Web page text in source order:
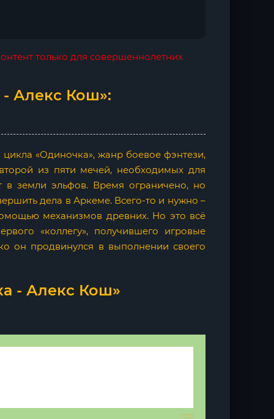
только для совершеннолетних
- Алекс Кош»:
«Одиночка», жанр боевое фэнтези,
из пяти мечей, необходимых для
в земли эльфов. Время ограничено, но
дела в Аркеме. Всего-то и нужно –
механизмов древних. Но это всё
«коллегу», получившего игровые
он продвинулся в выполнении своего
- Алекс Кош»